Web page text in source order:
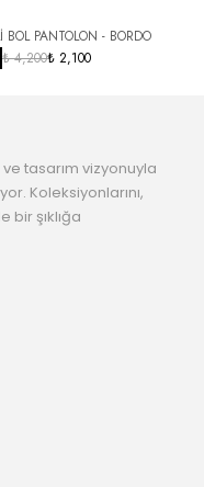
TL
TL
BOL PANTOLON - BORDO
₺ 4,200₺ 2,100
tasarım vizyonuyla
Koleksiyonlarını,
bir şıklığa